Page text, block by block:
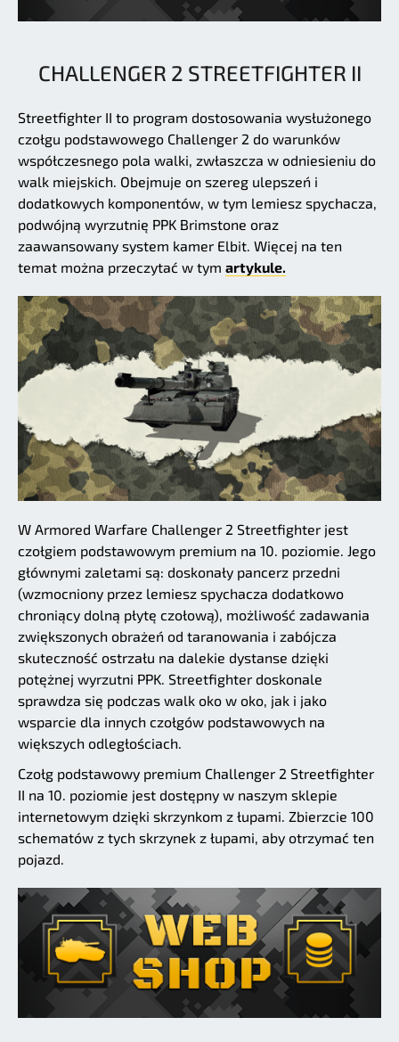
CHALLENGER 2 STREETFIGHTER II
Streetfighter II to program dostosowania wysłużonego
czołgu podstawowego Challenger 2 do warunków
współczesnego pola walki, zwłaszcza w odniesieniu do
walk miejskich. Obejmuje on szereg ulepszeń i
dodatkowych komponentów, w tym lemiesz spychacza,
podwójną wyrzutnię PPK Brimstone oraz
zaawansowany system kamer Elbit. Więcej na ten
temat można przeczytać w tym artykule.
W Armored Warfare Challenger 2 Streetfighter jest
czołgiem podstawowym premium na 10. poziomie. Jego
głównymi zaletami są: doskonały pancerz przedni
(wzmocniony przez lemiesz spychacza dodatkowo
chroniący dolną płytę czołową), możliwość zadawania
zwiększonych obrażeń od taranowania i zabójcza
skuteczność ostrzału na dalekie dystanse dzięki
potężnej wyrzutni PPK. Streetfighter doskonale
sprawdza się podczas walk oko w oko, jak i jako
wsparcie dla innych czołgów podstawowych na
większych odległościach.
Czołg podstawowy premium Challenger 2 Streetfighter
II na 10. poziomie jest dostępny w naszym sklepie
internetowym dzięki skrzynkom z łupami. Zbierzcie 100
schematów z tych skrzynek z łupami, aby otrzymać ten
pojazd.